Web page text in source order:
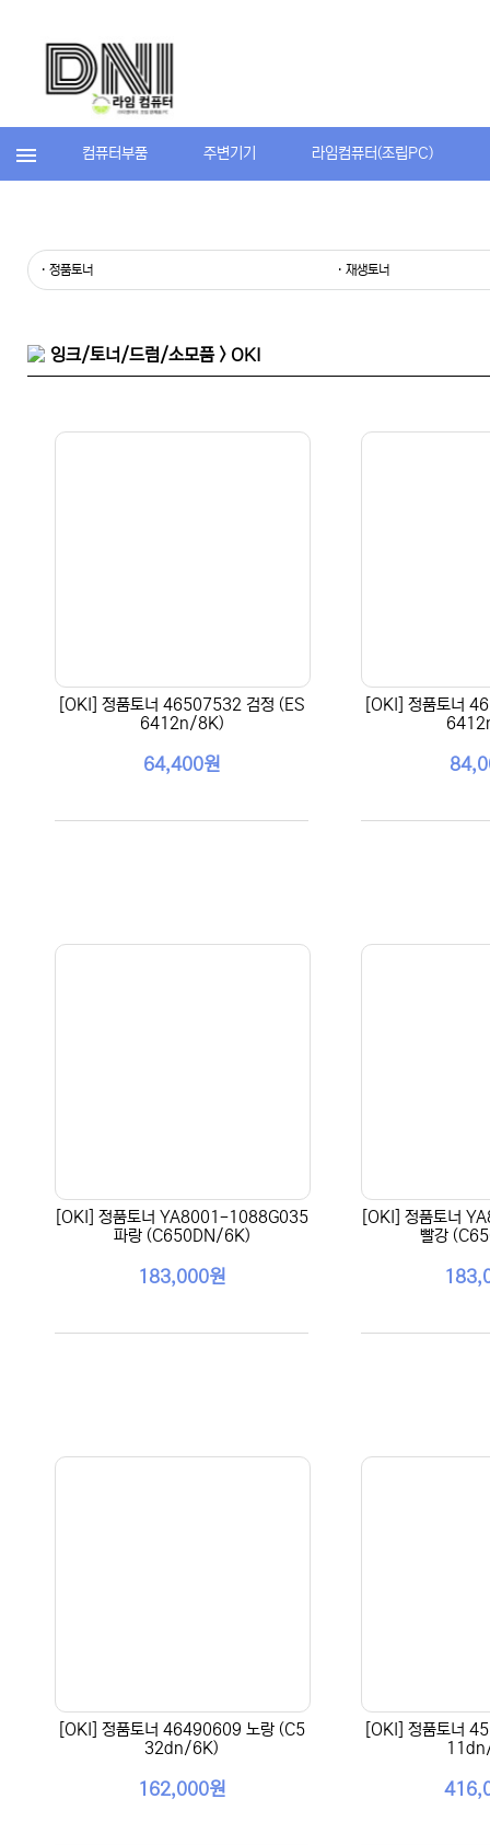
컴퓨터부품 주변기기 라임컴퓨터(조립PC)
· 정품토너 · 재생토너
잉크/토너/드럼/소모품 > OKI
[OKI] 정품토너 46507532 검정 (ES
6412n/8K)
64,400원
[OKI] 정품토너
[OKI] 정품토너 YA8001-1088G035
파랑 (C650DN/6K)
183,000원
[OKI] 정품토너
빨강
[OKI] 정품토너 46490609 노랑 (C5
32dn/6K)
162,000원
[OKI] 정품토너